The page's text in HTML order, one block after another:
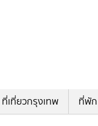
ที่เที่ยวกรุงเทพ ที่พัก